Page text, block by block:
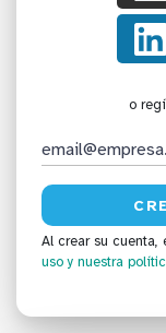
o
Al crear su cuenta,
uso y nuestra